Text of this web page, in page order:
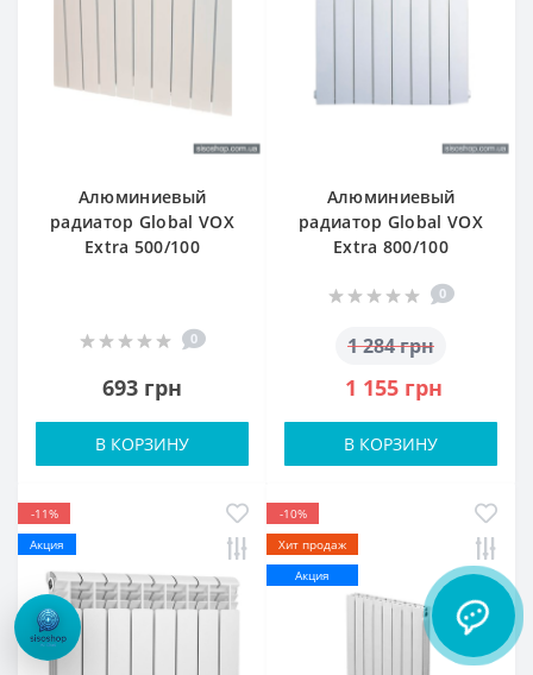
Алюминиевый
радиатор Global VOX
Extra 500/100
0
693 грн
В КОРЗИНУ
Алюминиевый
радиатор Global VOX
Extra 800/100
0
1 284 грн
1 155 грн
В КОРЗИНУ
-11%
Акция
-10%
Хит продаж
Акция